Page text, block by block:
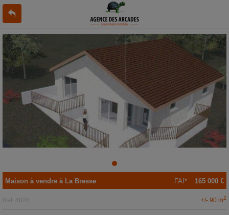
165 000 €
Maison à vendre à La Bresse FAI*
Ref. 4828 +/- 90 m2